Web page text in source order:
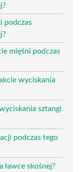
podczas
mięśni podczas
wyciskania
sztangi
podczas tego
ławce skośnej?